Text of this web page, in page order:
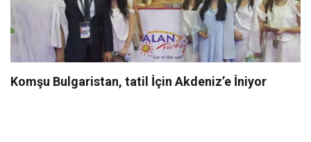
Komşu Bulgaristan, tatil İçin Akdeniz’e İniyor